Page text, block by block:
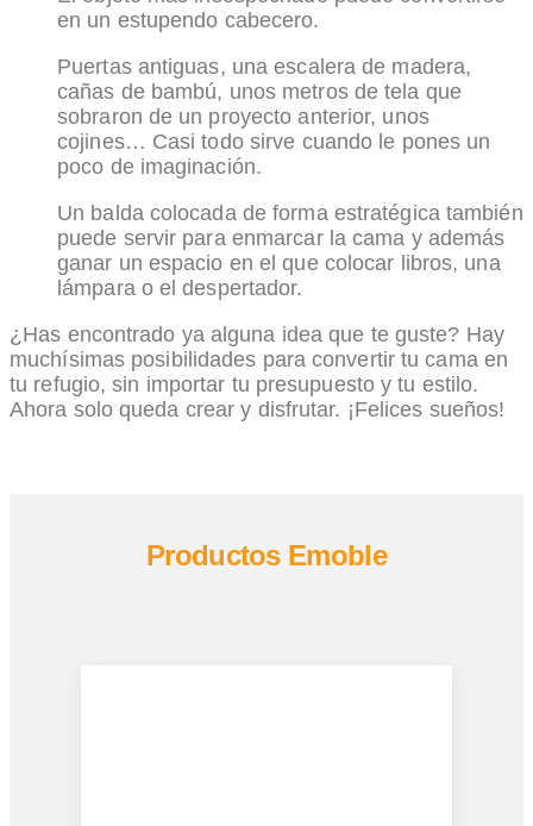
en un estupendo cabecero.
Puertas antiguas, una escalera de madera,
cañas de bambú, unos metros de tela que
sobraron de un proyecto anterior, unos
cojines… Casi todo sirve cuando le pones un
poco de imaginación.
Un balda colocada de forma estratégica también
puede servir para enmarcar la cama y además
ganar un espacio en el que colocar libros, una
lámpara o el despertador.
¿Has encontrado ya alguna idea que te guste? Hay
muchísimas posibilidades para convertir tu cama en
tu refugio, sin importar tu presupuesto y tu estilo.
Ahora solo queda crear y disfrutar. ¡Felices sueños!
Productos Emoble